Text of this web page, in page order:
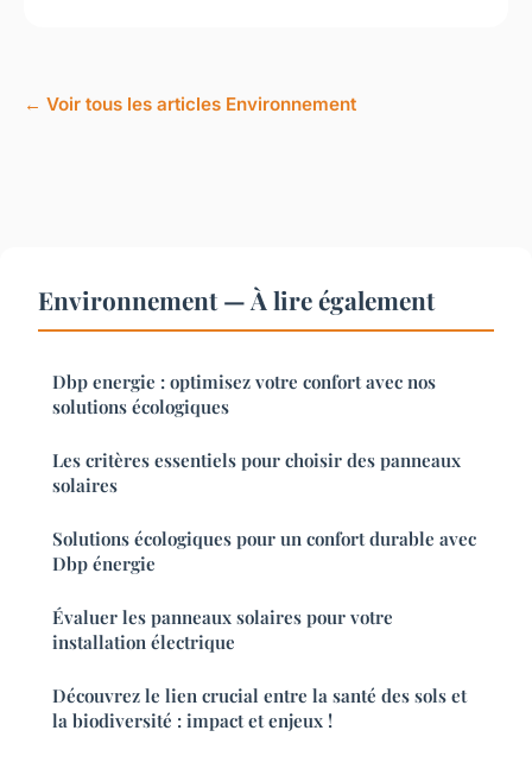
← Voir tous les articles Environnement
Environnement — À lire également
Dbp energie : optimisez votre confort avec nos
solutions écologiques
Les critères essentiels pour choisir des panneaux
solaires
Solutions écologiques pour un confort durable avec
Dbp énergie
Évaluer les panneaux solaires pour votre
installation électrique
Découvrez le lien crucial entre la santé des sols et
la biodiversité : impact et enjeux !